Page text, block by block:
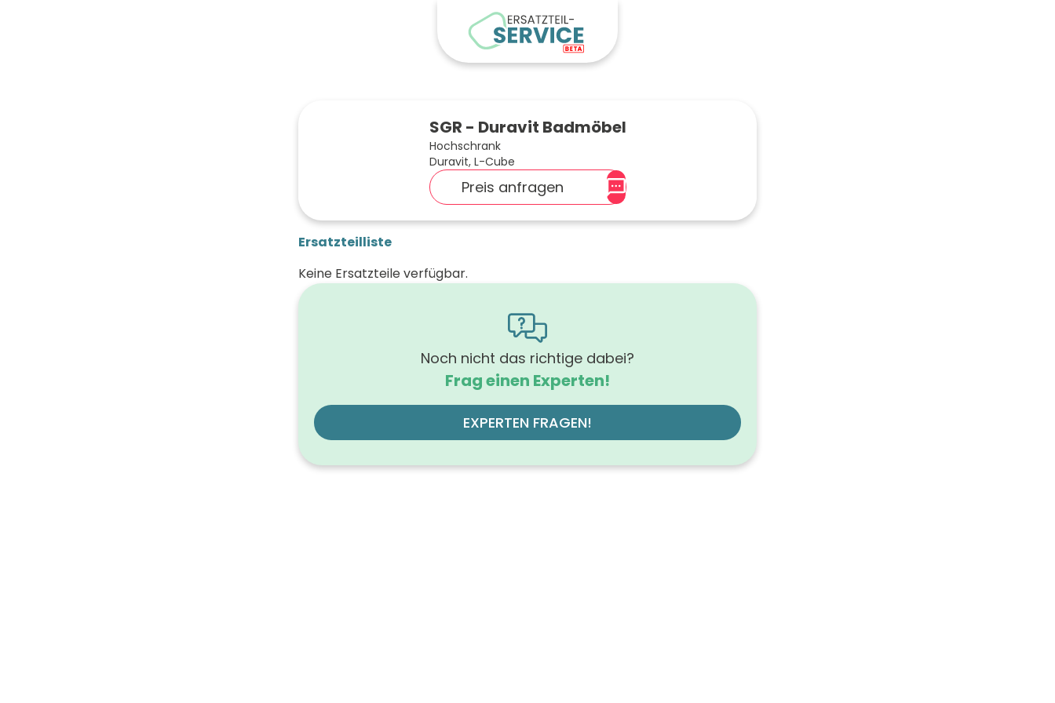
SGR - Duravit Badmöbel
Hochschrank
Duravit, L-Cube
Preis anfragen
Ersatzteilliste
Keine Ersatzteile verfügbar.
Noch nicht das richtige dabei?
Frag einen Experten!
EXPERTEN FRAGEN!